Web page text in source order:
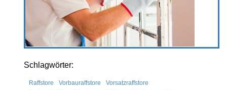
Schlagwörter:
Raffstore Vorbauraffstore
Vorsatzraffstore